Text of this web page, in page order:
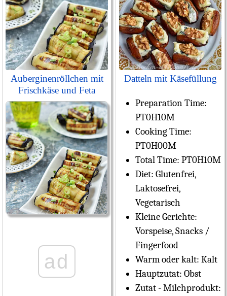
Auberginenröllchen mit
Frischkäse und Feta
ad
Datteln mit Käsefüllung
Preparation Time:
PT0H10M
Cooking Time:
PT0H00M
Total Time: PT0H10M
Diet: Glutenfrei,
Laktosefrei,
Vegetarisch
Kleine Gerichte:
Vorspeise, Snacks /
Fingerfood
Warm oder kalt: Kalt
Hauptzutat: Obst
Zutat - Milchprodukt: